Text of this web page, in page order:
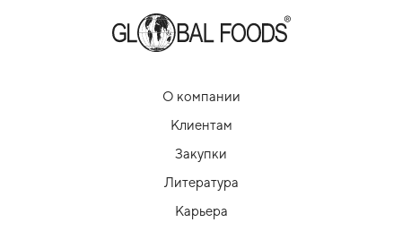
О компании
Клиентам
Закупки
Литература
Карьера